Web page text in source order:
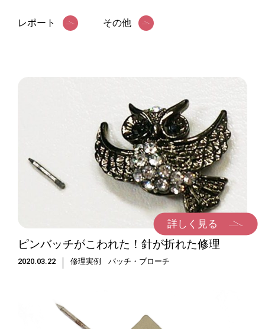
レポート その他
詳しく見る
ピンバッチがこわれた！針が折れた修理
2020.03.22 修理実例 バッチ・ブローチ